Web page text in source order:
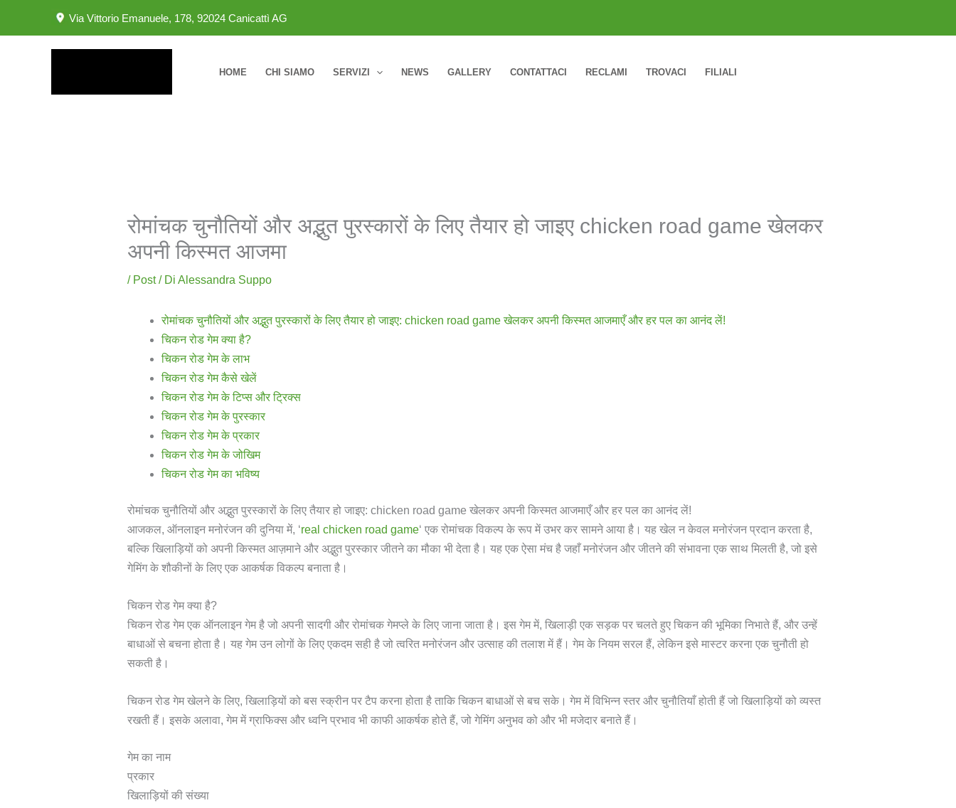
Via Vittorio Emanuele, 178, 92024 Canicattì AG
HOME CHI SIAMO SERVIZI NEWS GALLERY CONTATTACI RECLAMI TROVACI FILIALI
रोमांचक चुनौतियों और अद्भुत पुरस्कारों के लिए तैयार हो जाइए chicken road game खेलकर
अपनी किस्मत आजमा
/ Post/ Di Alessandra Suppo
रोमांचक चुनौतियों और अद्भुत पुरस्कारों के लिए तैयार हो जाइए: chicken road game खेलकर अपनी किस्मत आजमाएँ और हर पल का आनंद लें!
चिकन रोड गेम क्या है?
चिकन रोड गेम के लाभ
चिकन रोड गेम कैसे खेलें
चिकन रोड गेम के टिप्स और ट्रिक्स
चिकन रोड गेम के पुरस्कार
चिकन रोड गेम के प्रकार
चिकन रोड गेम के जोखिम
चिकन रोड गेम का भविष्य
रोमांचक चुनौतियों और अद्भुत पुरस्कारों के लिए तैयार हो जाइए: chicken road game खेलकर अपनी किस्मत आजमाएँ और हर पल का आनंद लें!
आजकल, ऑनलाइन मनोरंजन की दुनिया में, ‘real chicken road game‘ एक रोमांचक विकल्प के रूप में उभर कर सामने आया है। यह खेल न केवल मनोरंजन प्रदान करता है,
बल्कि खिलाड़ियों को अपनी किस्मत आज़माने और अद्भुत पुरस्कार जीतने का मौका भी देता है। यह एक ऐसा मंच है जहाँ मनोरंजन और जीतने की संभावना एक साथ मिलती है, जो इसे
गेमिंग के शौकीनों के लिए एक आकर्षक विकल्प बनाता है।
चिकन रोड गेम क्या है?
चिकन रोड गेम एक ऑनलाइन गेम है जो अपनी सादगी और रोमांचक गेमप्ले के लिए जाना जाता है। इस गेम में, खिलाड़ी एक सड़क पर चलते हुए चिकन की भूमिका निभाते हैं, और उन्हें
बाधाओं से बचना होता है। यह गेम उन लोगों के लिए एकदम सही है जो त्वरित मनोरंजन और उत्साह की तलाश में हैं। गेम के नियम सरल हैं, लेकिन इसे मास्टर करना एक चुनौती हो
सकती है।
चिकन रोड गेम खेलने के लिए, खिलाड़ियों को बस स्क्रीन पर टैप करना होता है ताकि चिकन बाधाओं से बच सके। गेम में विभिन्न स्तर और चुनौतियाँ होती हैं जो खिलाड़ियों को व्यस्त
रखती हैं। इसके अलावा, गेम में ग्राफिक्स और ध्वनि प्रभाव भी काफी आकर्षक होते हैं, जो गेमिंग अनुभव को और भी मजेदार बनाते हैं।
गेम का नाम
प्रकार
खिलाड़ियों की संख्या